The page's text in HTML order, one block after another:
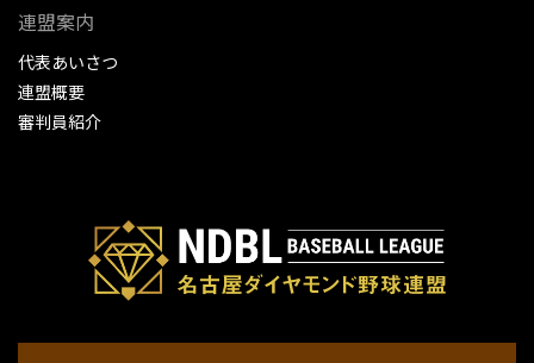
連盟案内
代表あいさつ
連盟概要
審判員紹介